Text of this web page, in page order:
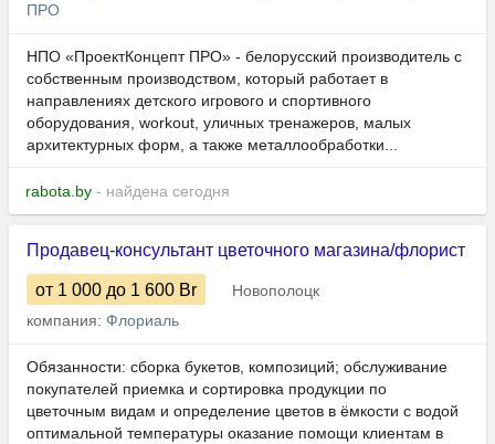
ПРО
НПО «ПроектКонцепт ПРО» - белорусский производитель с
собственным производством, который работает в
направлениях детского игрового и спортивного
оборудования, workout, уличных тренажеров, малых
архитектурных форм, а также металлообработки...
rabota.by - найдена сегодня
Продавец-консультант цветочного магазина/флорист
от 1 000 до 1 600 Br
Новополоцк
компания: Флориаль
Обязанности: сборка букетов, композиций; обслуживание
покупателей приемка и сортировка продукции по
цветочным видам и определение цветов в ёмкости с водой
оптимальной температуры оказание помощи клиентам в